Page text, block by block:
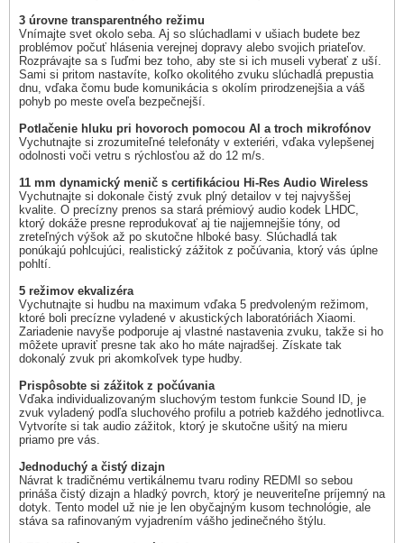
3 úrovne transparentného režimu
Vnímajte svet okolo seba. Aj so slúchadlami v ušiach budete bez
problémov počuť hlásenia verejnej dopravy alebo svojich priateľov.
Rozprávajte sa s ľuďmi bez toho, aby ste si ich museli vyberať z uší.
Sami si pritom nastavíte, koľko okolitého zvuku slúchadlá prepustia
dnu, vďaka čomu bude komunikácia s okolím prirodzenejšia a váš
pohyb po meste oveľa bezpečnejší.
Potlačenie hluku pri hovoroch pomocou AI a troch mikrofónov
Vychutnajte si zrozumiteľné telefonáty v exteriéri, vďaka vylepšenej
odolnosti voči vetru s rýchlosťou až do 12 m/s.
11 mm dynamický menič s certifikáciou Hi-Res Audio Wireless
Vychutnajte si dokonale čistý zvuk plný detailov v tej najvyššej
kvalite. O precízny prenos sa stará prémiový audio kodek LHDC,
ktorý dokáže presne reprodukovať aj tie najjemnejšie tóny, od
zreteľných výšok až po skutočne hlboké basy. Slúchadlá tak
ponúkajú pohlcujúci, realistický zážitok z počúvania, ktorý vás úplne
pohltí.
5 režimov ekvalizéra
Vychutnajte si hudbu na maximum vďaka 5 predvoleným režimom,
ktoré boli precízne vyladené v akustických laboratóriách Xiaomi.
Zariadenie navyše podporuje aj vlastné nastavenia zvuku, takže si ho
môžete upraviť presne tak ako ho máte najradšej. Získate tak
dokonalý zvuk pri akomkoľvek type hudby.
Prispôsobte si zážitok z počúvania
Vďaka individualizovaným sluchovým testom funkcie Sound ID, je
zvuk vyladený podľa sluchového profilu a potrieb každého jednotlivca.
Vytvoríte si tak audio zážitok, ktorý je skutočne ušitý na mieru
priamo pre vás.
Jednoduchý a čistý dizajn
Návrat k tradičnému vertikálnemu tvaru rodiny REDMI so sebou
prináša čistý dizajn a hladký povrch, ktorý je neuveriteľne príjemný na
dotyk. Tento model už nie je len obyčajným kusom technológie, ale
stáva sa rafinovaným vyjadrením vášho jedinečného štýlu.